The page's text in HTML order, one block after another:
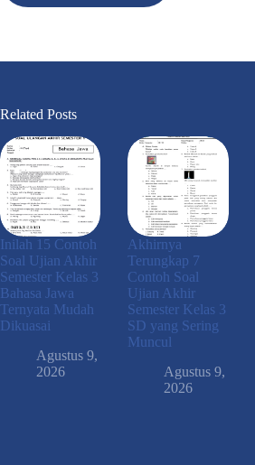
Related Posts
Inilah 15 Contoh
Soal Ujian Akhir
Semester Kelas 3
Bahasa Jawa
Ternyata Mudah
Dikuasai
Agustus 9,
2026
Akhirnya
Terungkap 7
Contoh Soal
Ujian Akhir
Semester Kelas 3
SD yang Sering
Muncul
Agustus 9,
2026